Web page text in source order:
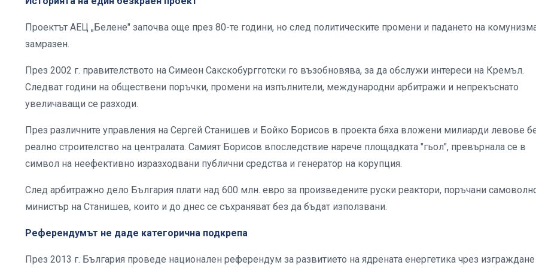
Проектът АЕЦ „Белене" започва още през 80-те години, но след политическите промени и падането на
замразен.
През 2002 г. правителството на Симеон Сакскобургготски го възобновява, за да обслужи интереси на Кремъл.
Следват години на обществени поръчки, промени на изпълнители, международни арбитражи и непрекъснато
увеличаващи се разходи.
През различните управления на Сергей Станишев и Бойко Борисов в проекта бяха вложени милиарди левове
реално строителство на централата. Самият Борисов впоследствие нарече площадката "гьол", превърнала се в
символ на неефективно изразходвани публични средства и генератор на корупция.
След арбитражно дело България плати над 600 млн. евро за произведените руски реактори, поръчани
министър на Станишев, които и до днес се съхраняват без да бъдат използвани.
Референдумът не даде категорична подкрепа
През 2013 г. България проведе национален референдум за развитието на ядрената енергетика чрез